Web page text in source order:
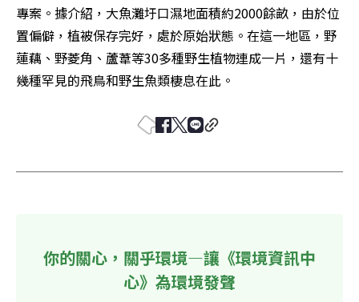
專案。據介紹，大魚灘圩口濕地面積約2000餘畝，由於位
置偏僻，植被保存完好，處於原始狀態。在這一地區，野
蓮藕、野菱角、蘆葦等30多種野生植物連成一片，還有十
幾種罕見的飛鳥和野生魚類棲息在此。
你的關心，關乎環境—讓《環境資訊中
心》為環境發聲